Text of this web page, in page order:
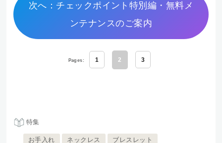
次へ：チェックポイント特別編・無料メ
ンテナンスのご案内
Pages: 1 2 3
特集
お手入れ ネックレス ブレスレット